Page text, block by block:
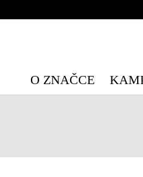
"HTTP_X_WP_TEMPORARY" in/
/
O ZNAČCE